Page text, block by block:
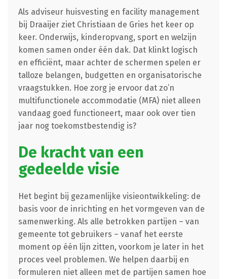
Als adviseur huisvesting en facility management
bij Draaijer ziet Christiaan de Gries het keer op
keer. Onderwijs, kinderopvang, sport en welzijn
komen samen onder één dak. Dat klinkt logisch
en efficiënt, maar achter de schermen spelen er
talloze belangen, budgetten en organisatorische
vraagstukken. Hoe zorg je ervoor dat zo’n
multifunctionele accommodatie (MFA) niet alleen
vandaag goed functioneert, maar ook over tien
jaar nog toekomstbestendig is?
De kracht van een
gedeelde visie
Het begint bij gezamenlijke visieontwikkeling: de
basis voor de inrichting en het vormgeven van de
samenwerking. Als alle betrokken partijen – van
gemeente tot gebruikers – vanaf het eerste
moment op één lijn zitten, voorkom je later in het
proces veel problemen. We helpen daarbij en
formuleren niet alleen met de partijen samen hoe